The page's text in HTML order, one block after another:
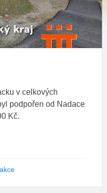
v celkových
podpořen od Nadace
Kč.